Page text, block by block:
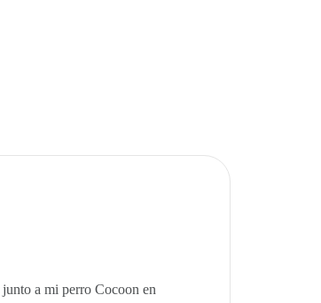
junto a mi perro Cocoon en